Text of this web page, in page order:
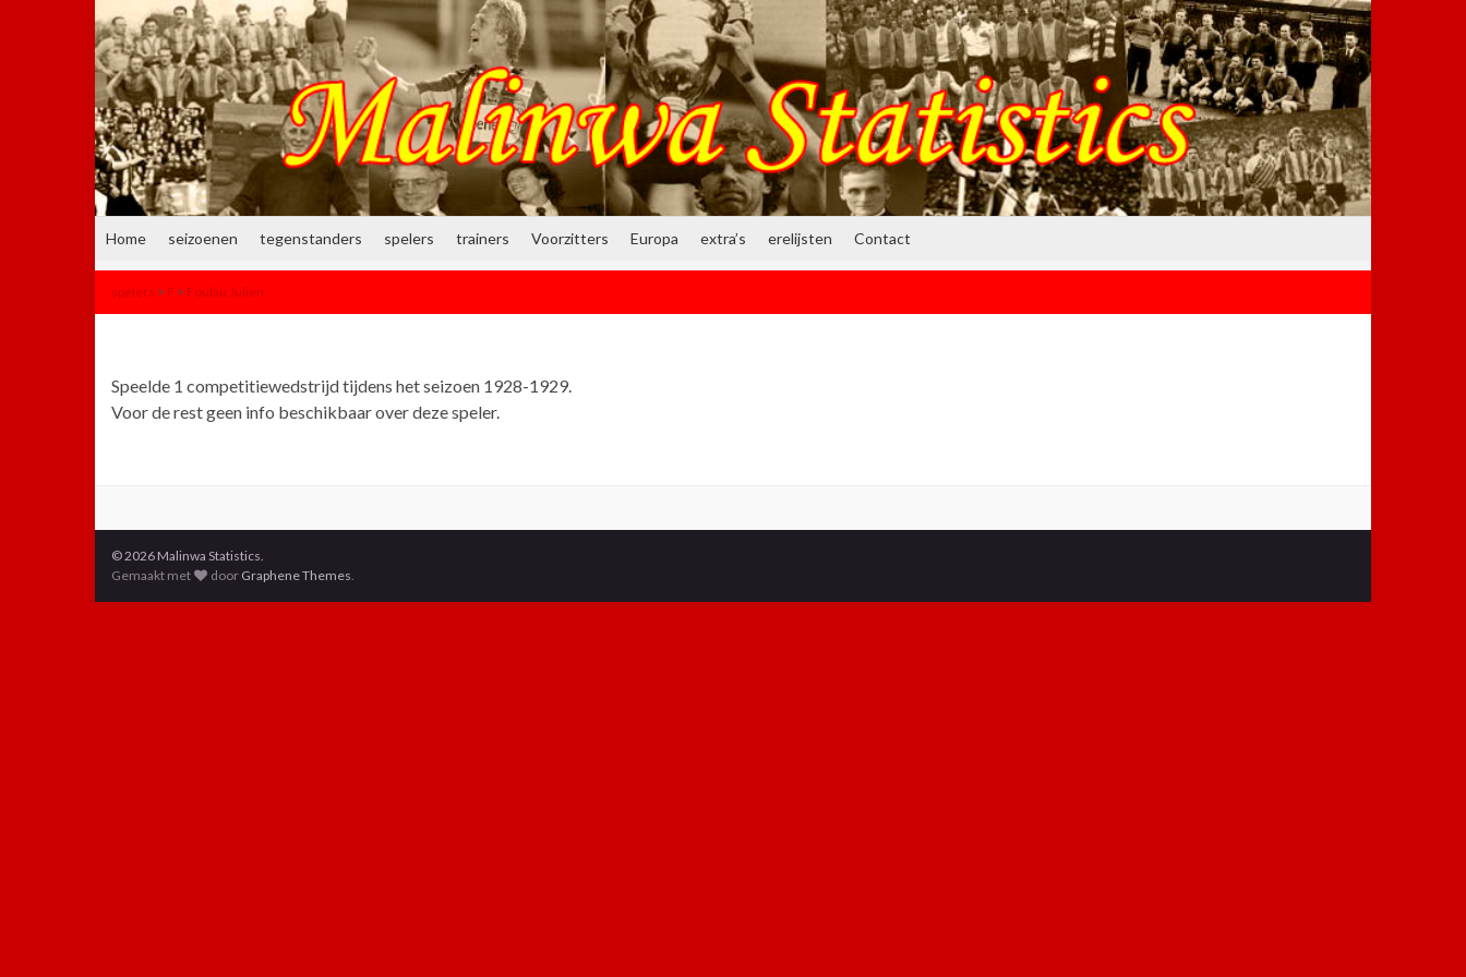
Home seizoenen tegenstanders spelers trainers Voorzitters Europa extra’s erelijsten Contact
spelers > F > Foulau Julien
Speelde 1 competitiewedstrijd tijdens het seizoen 1928-1929.
Voor de rest geen info beschikbaar over deze speler.
© 2026 Malinwa Statistics.
Gemaakt met
door Graphene Themes.